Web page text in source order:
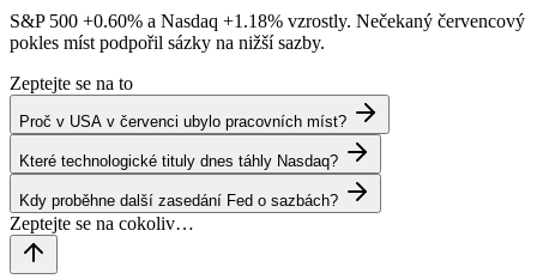
S&P 500 +0.60% a Nasdaq +1.18% vzrostly. Nečekaný červencový
pokles míst podpořil sázky na nižší sazby.
Zeptejte se na to
Proč v USA v červenci ubylo pracovních míst?
Které technologické tituly dnes táhly Nasdaq?
Kdy proběhne další zasedání Fed o sazbách?